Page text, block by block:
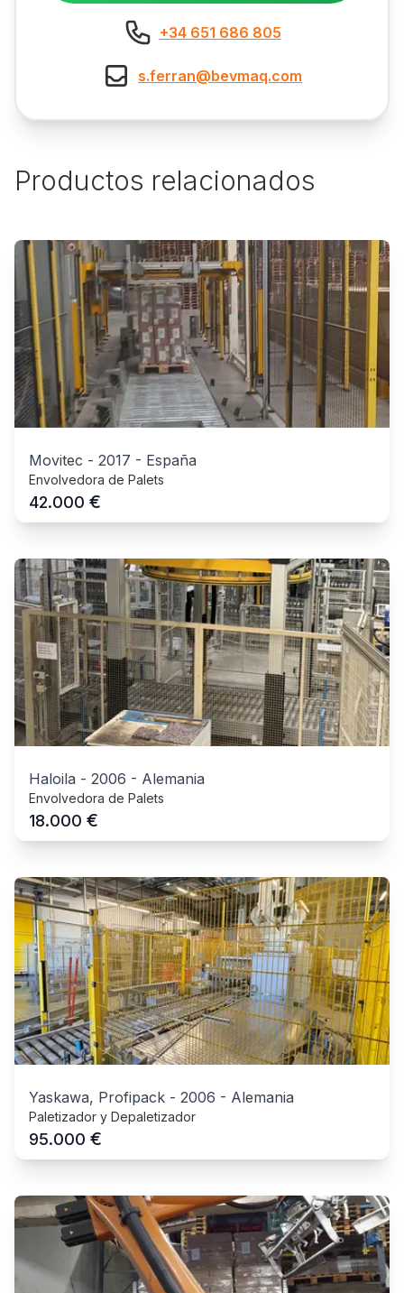
+34 651 686 805
s.ferran@bevmaq.com
Productos relacionados
Movitec - 2017 - España
Envolvedora de Palets
42.000 €
Haloila - 2006 - Alemania
Envolvedora de Palets
18.000 €
Yaskawa, Profipack - 2006 - Alemania
Paletizador y Depaletizador
95.000 €